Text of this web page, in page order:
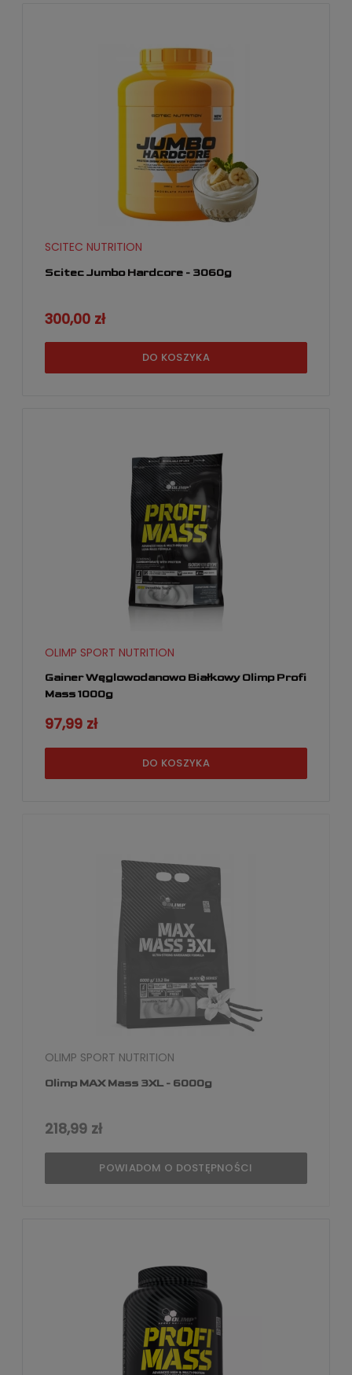
Scitec Jumbo Hardcore - 3060g
SCITEC NUTRITION
300,00 zł
DO KOSZYKA
Gainer Węglowodanowo Białkowy Olimp Profi
Mass 1000g
OLIMP SPORT NUTRITION
97,99 zł
DO KOSZYKA
Olimp MAX Mass 3XL - 6000g
OLIMP SPORT NUTRITION
218,99 zł
POWIADOM O DOSTĘPNOŚCI